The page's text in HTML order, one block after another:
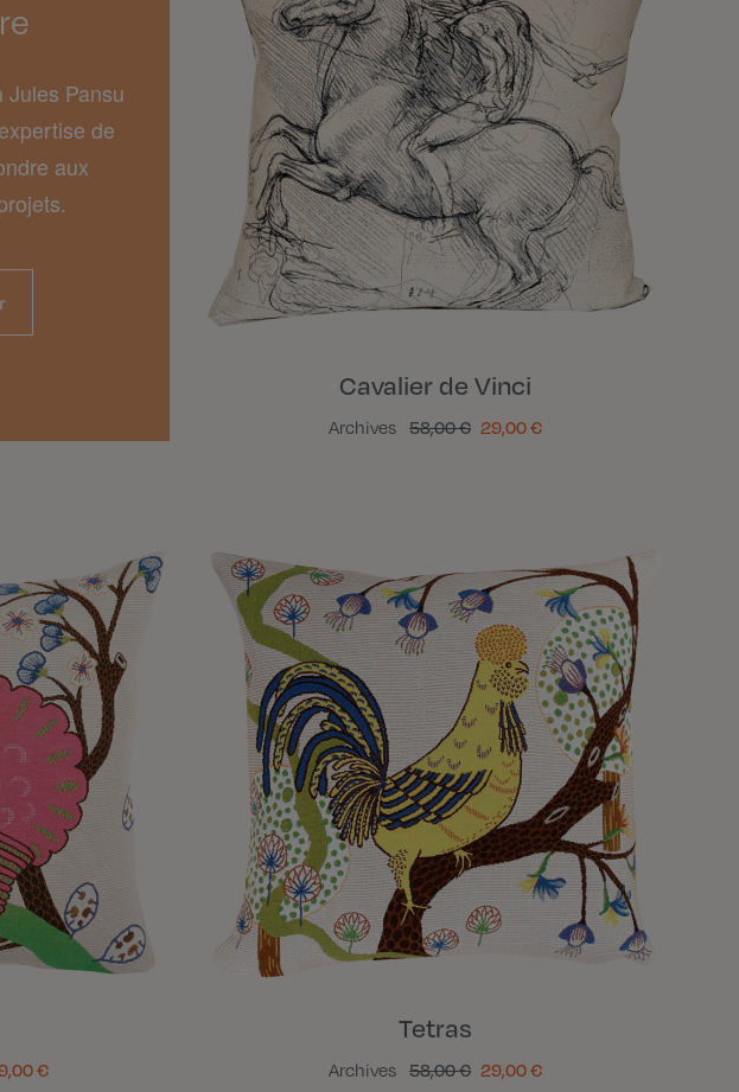
Jules Pansu
de
aux
Cavalier de Vinci
Archives 58,00 € 29,00 €
€
Tetras
Archives 58,00 € 29,00 €